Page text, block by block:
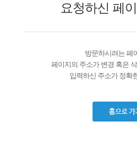
요청하신 페
방문하시려는 페
페이지의 주소가 변경 혹은
입력하신 주소가 정확